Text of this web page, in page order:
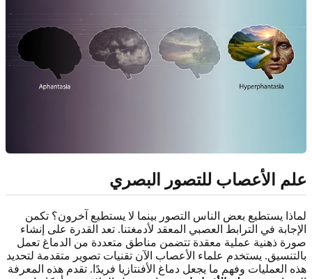
علم الأعصاب للتصور البصري
لماذا يستطيع بعض الناس التصور بينما لا يستطيع آخرون؟ تكمن
الإجابة في الترابط العصبي المعقد لأدمغتنا. تعد القدرة على إنشاء
صورة ذهنية عملية معقدة تتضمن مناطق متعددة من الدماغ تعمل
بالتنسيق. يستخدم علماء الأعصاب الآن تقنيات تصوير متقدمة لتحديد
هذه العمليات وفهم ما يجعل دماغ الأفنتازيا فريدًا. تقدم هذه المعرفة